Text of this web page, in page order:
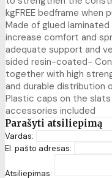
kgFREE bedframe when
Made of glued
increase comfort and
adequate support and
sided resin-coated-
together with high
and durable distribution
Plastic caps on the
accessories included
Parašyti atsiliepimą
Vardas:
El. pašto adresas:
Atsiliepimas: